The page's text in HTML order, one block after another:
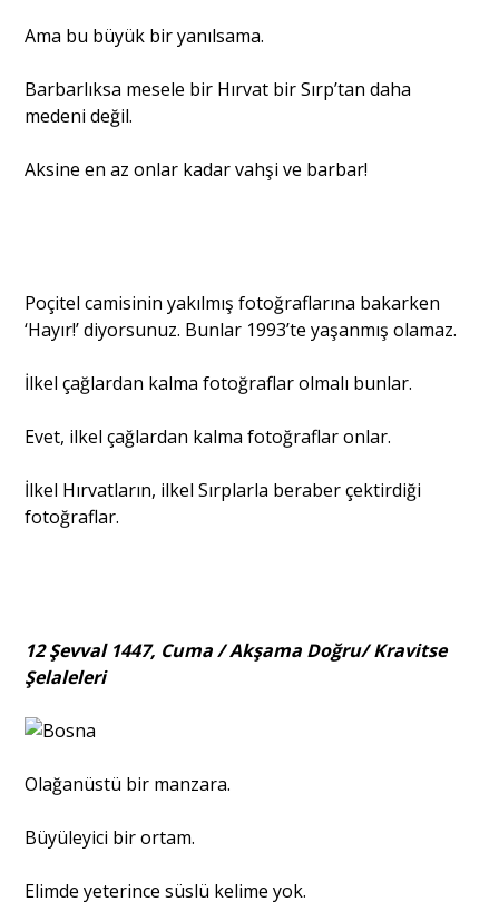
Ama bu büyük bir yanılsama.
Barbarlıksa mesele bir Hırvat bir Sırp’tan daha
medeni değil.
Aksine en az onlar kadar vahşi ve barbar!
Poçitel camisinin yakılmış fotoğraflarına bakarken
‘Hayır!’ diyorsunuz. Bunlar 1993’te yaşanmış olamaz.
İlkel çağlardan kalma fotoğraflar olmalı bunlar.
Evet, ilkel çağlardan kalma fotoğraflar onlar.
İlkel Hırvatların, ilkel Sırplarla beraber çektirdiği
fotoğraflar.
12 Şevval 1447, Cuma / Akşama Doğru/ Kravitse
Şelaleleri
Olağanüstü bir manzara.
Büyüleyici bir ortam.
Elimde yeterince süslü kelime yok.